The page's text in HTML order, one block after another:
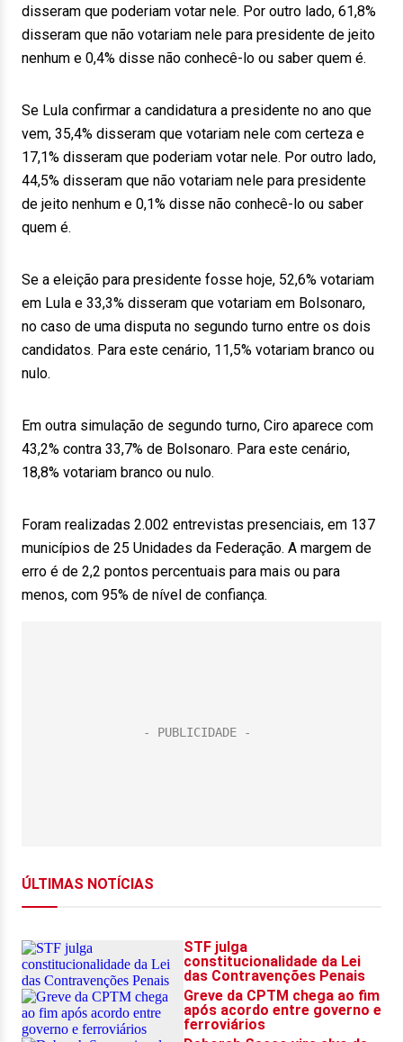
disseram que poderiam votar nele. Por outro lado, 61,8%
disseram que não votariam nele para presidente de jeito
nenhum e 0,4% disse não conhecê-lo ou saber quem é.
Se Lula confirmar a candidatura a presidente no ano que
vem, 35,4% disseram que votariam nele com certeza e
17,1% disseram que poderiam votar nele. Por outro lado,
44,5% disseram que não votariam nele para presidente
de jeito nenhum e 0,1% disse não conhecê-lo ou saber
quem é.
Se a eleição para presidente fosse hoje, 52,6% votariam
em Lula e 33,3% disseram que votariam em Bolsonaro,
no caso de uma disputa no segundo turno entre os dois
candidatos. Para este cenário, 11,5% votariam branco ou
nulo.
Em outra simulação de segundo turno, Ciro aparece com
43,2% contra 33,7% de Bolsonaro. Para este cenário,
18,8% votariam branco ou nulo.
Foram realizadas 2.002 entrevistas presenciais, em 137
municípios de 25 Unidades da Federação. A margem de
erro é de 2,2 pontos percentuais para mais ou para
menos, com 95% de nível de confiança.